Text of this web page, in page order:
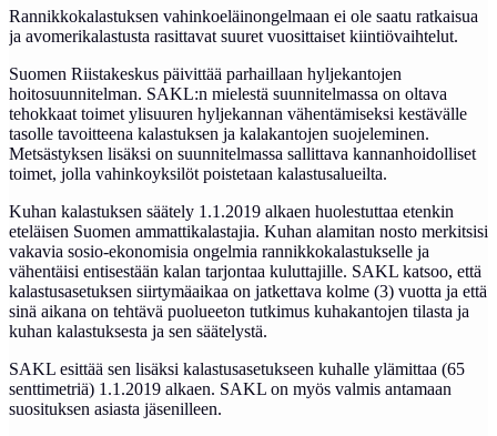
Rannikkokalastuksen vahinkoeläinongelmaan ei ole saatu ratkaisua
ja avomerikalastusta rasittavat suuret vuosittaiset kiintiövaihtelut.
Suomen Riistakeskus päivittää parhaillaan hyljekantojen
hoitosuunnitelman. SAKL:n mielestä suunnitelmassa on oltava
tehokkaat toimet ylisuuren hyljekannan vähentämiseksi kestävälle
tasolle tavoitteena kalastuksen ja kalakantojen suojeleminen.
Metsästyksen lisäksi on suunnitelmassa sallittava kannanhoidolliset
toimet, jolla vahinkoyksilöt poistetaan kalastusalueilta.
Kuhan kalastuksen säätely 1.1.2019 alkaen huolestuttaa etenkin
eteläisen Suomen ammattikalastajia. Kuhan alamitan nosto merkitsisi
vakavia sosio-ekonomisia ongelmia rannikkokalastukselle ja
vähentäisi entisestään kalan tarjontaa kuluttajille. SAKL katsoo, että
kalastusasetuksen siirtymäaikaa on jatkettava kolme (3) vuotta ja että
sinä aikana on tehtävä puolueeton tutkimus kuhakantojen tilasta ja
kuhan kalastuksesta ja sen säätelystä.
SAKL esittää sen lisäksi kalastusasetukseen kuhalle ylämittaa (65
senttimetriä) 1.1.2019 alkaen. SAKL on myös valmis antamaan
suosituksen asiasta jäsenilleen.